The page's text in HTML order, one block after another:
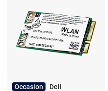
Occasion
Dell